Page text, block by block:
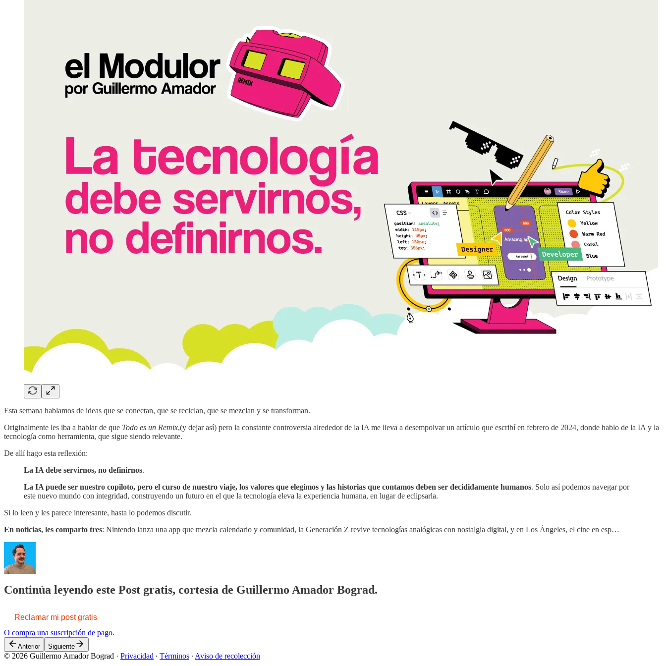
Esta semana hablamos de ideas que se conectan, que se reciclan, que se mezclan y se transforman.
Originalmente les iba a hablar de que Todo es un Remix,(y dejar así) pero la constante controversia alrededor de la IA me lleva a desempolvar un artículo que escribí en febrero de 2024, donde hablo de la IA y la
tecnología como herramienta, que sigue siendo relevante.
De allí hago esta reflexión:
La IA debe servirnos, no definirnos.
La IA puede ser nuestro copiloto, pero el curso de nuestro viaje, los valores que elegimos y las historias que contamos deben ser decididamente humanos. Solo así podemos navegar por
este nuevo mundo con integridad, construyendo un futuro en el que la tecnología eleva la experiencia humana, en lugar de eclipsarla.
Si lo leen y les parece interesante, hasta lo podemos discutir.
En noticias, les comparto tres: Nintendo lanza una app que mezcla calendario y comunidad, la Generación Z revive tecnologías analógicas con nostalgia digital, y en Los Ángeles, el cine en esp…
Continúa leyendo este Post gratis, cortesía de Guillermo Amador Bograd.
Reclamar mi post gratis
O compra una suscripción de pago.
Anterior Siguiente
© 2026 Guillermo Amador Bograd · Privacidad ∙ Términos ∙ Aviso de recolección